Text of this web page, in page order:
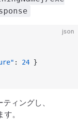
json
: 24 }
ィングし、
。